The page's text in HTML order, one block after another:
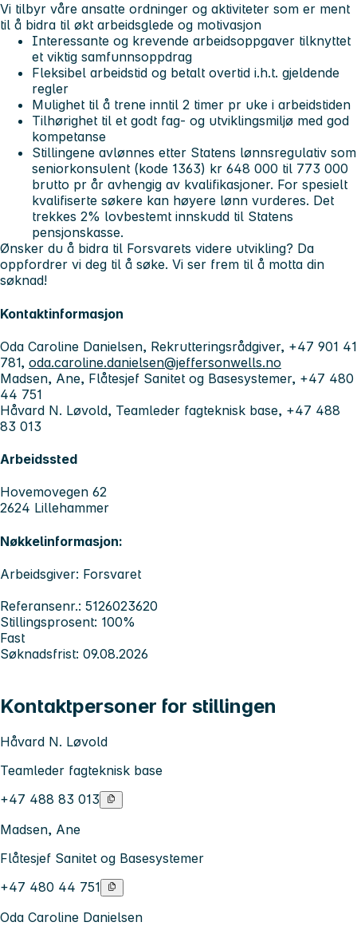
Vi tilbyr våre ansatte ordninger og aktiviteter som er ment
til å bidra til økt arbeidsglede og motivasjon
Interessante og krevende arbeidsoppgaver tilknyttet
et viktig samfunnsoppdrag
Fleksibel arbeidstid og betalt overtid i.h.t. gjeldende
regler
Mulighet til å trene inntil 2 timer pr uke i arbeidstiden
Tilhørighet til et godt fag- og utviklingsmiljø med god
kompetanse
Stillingene avlønnes etter Statens lønnsregulativ som
seniorkonsulent (kode 1363) kr 648 000 til 773 000
brutto pr år avhengig av kvalifikasjoner. For spesielt
kvalifiserte søkere kan høyere lønn vurderes. Det
trekkes 2% lovbestemt innskudd til Statens
pensjonskasse.
Ønsker du å bidra til Forsvarets videre utvikling? Da
oppfordrer vi deg til å søke. Vi ser frem til å motta din
søknad!
Kontaktinformasjon
Oda Caroline Danielsen, Rekrutteringsrådgiver, +47 901 41
781, oda.caroline.danielsen@jeffersonwells.no
Madsen, Ane, Flåtesjef Sanitet og Basesystemer, +47 480
44 751
Håvard N. Løvold, Teamleder fagteknisk base, +47 488
83 013
Arbeidssted
Hovemovegen 62
2624 Lillehammer
Nøkkelinformasjon:
Arbeidsgiver: Forsvaret
Referansenr.: 5126023620
Stillingsprosent: 100%
Fast
Søknadsfrist: 09.08.2026
Kontaktpersoner for stillingen
Håvard N. Løvold
Teamleder fagteknisk base
+47 488 83 013
Madsen, Ane
Flåtesjef Sanitet og Basesystemer
+47 480 44 751
Oda Caroline Danielsen